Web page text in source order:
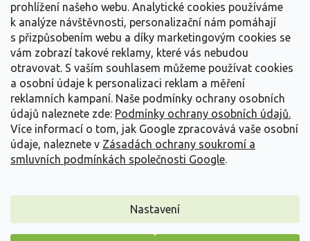
prohlížení našeho webu. Analytické cookies používáme
k analýze návštěvnosti, personalizační nám pomáhají
s přizpůsobením webu a díky marketingovým cookies se
vám zobrazí takové reklamy, které vás nebudou
otravovat. S vaším souhlasem můžeme používat cookies
a osobní údaje k personalizaci reklam a měření
reklamních kampaní. Naše podmínky ochrany osobních
údajů naleznete zde: Podmínky ochrany osobních údajů.
Více informací o tom, jak Google zpracovává vaše osobní
údaje, naleznete v Zásadách ochrany soukromí a
smluvních podmínkách společnosti Google.
Nastavení
Informace pro Vás
Kontakujte nás
Vytvořil Shoptet